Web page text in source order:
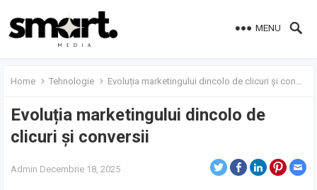
MENU
Home Tehnologie Evoluția marketingului dincolo de clicuri și conversii
Evoluția marketingului dincolo de
clicuri și conversii
Admin Decembrie 18, 2025